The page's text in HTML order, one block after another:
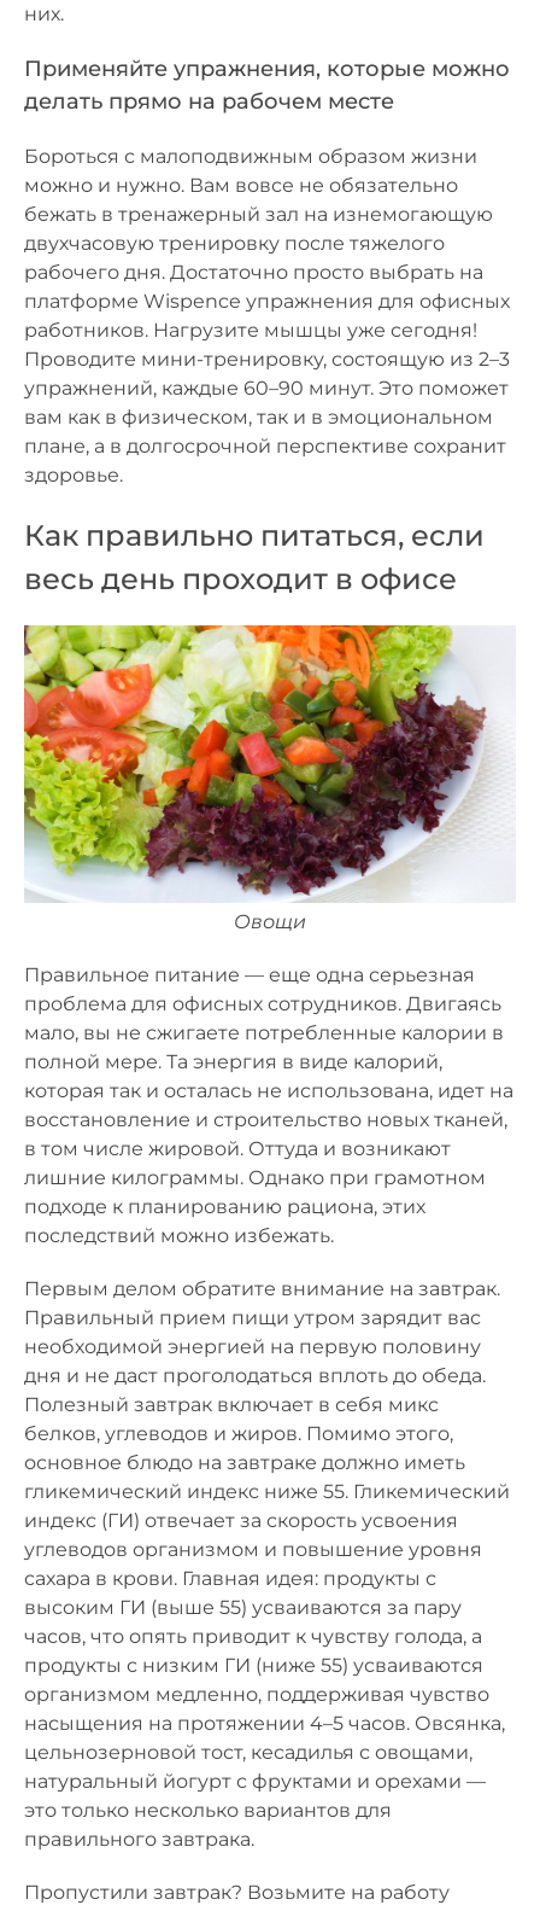
них.
Применяйте упражнения, которые можно
делать прямо на рабочем месте
Бороться с малоподвижным образом жизни
можно и нужно. Вам вовсе не обязательно
бежать в тренажерный зал на изнемогающую
двухчасовую тренировку после тяжелого
рабочего дня. Достаточно просто выбрать на
платформе Wispence упражнения для офисных
работников. Нагрузите мышцы уже сегодня!
Проводите мини-тренировку, состоящую из 2–3
упражнений, каждые 60–90 минут. Это поможет
вам как в физическом, так и в эмоциональном
плане, а в долгосрочной перспективе сохранит
здоровье.
Как правильно питаться, если
весь день проходит в офисе
Овощи
Правильное питание — еще одна серьезная
проблема для офисных сотрудников. Двигаясь
мало, вы не сжигаете потребленные калории в
полной мере. Та энергия в виде калорий,
которая так и осталась не использована, идет на
восстановление и строительство новых тканей,
в том числе жировой. Оттуда и возникают
лишние килограммы. Однако при грамотном
подходе к планированию рациона, этих
последствий можно избежать.
Первым делом обратите внимание на завтрак.
Правильный прием пищи утром зарядит вас
необходимой энергией на первую половину
дня и не даст проголодаться вплоть до обеда.
Полезный завтрак включает в себя микс
белков, углеводов и жиров. Помимо этого,
основное блюдо на завтраке должно иметь
гликемический индекс ниже 55. Гликемический
индекс (ГИ) отвечает за скорость усвоения
углеводов организмом и повышение уровня
сахара в крови. Главная идея: продукты с
высоким ГИ (выше 55) усваиваются за пару
часов, что опять приводит к чувству голода, а
продукты с низким ГИ (ниже 55) усваиваются
организмом медленно, поддерживая чувство
насыщения на протяжении 4–5 часов. Овсянка,
цельнозерновой тост, кесадилья с овощами,
натуральный йогурт с фруктами и орехами —
это только несколько вариантов для
правильного завтрака.
Пропустили завтрак? Возьмите на работу